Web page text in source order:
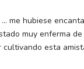
me hubiese
muy enferma de
cultivando esta